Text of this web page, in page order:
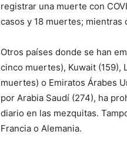
registrar una muerte con
casos y 18 muertes; mientras
Otros países donde se han
cinco muertes), Kuwait (159),
muertes) o Emiratos Árabes
por Arabia Saudí (274), ha
diario en las mezquitas.
Francia o Alemania.